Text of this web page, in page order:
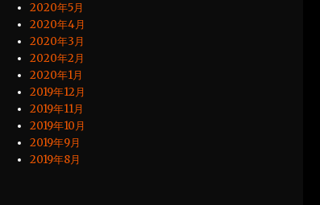
2020年5月
2020年4月
2020年3月
2020年2月
2020年1月
2019年12月
2019年11月
2019年10月
2019年9月
2019年8月